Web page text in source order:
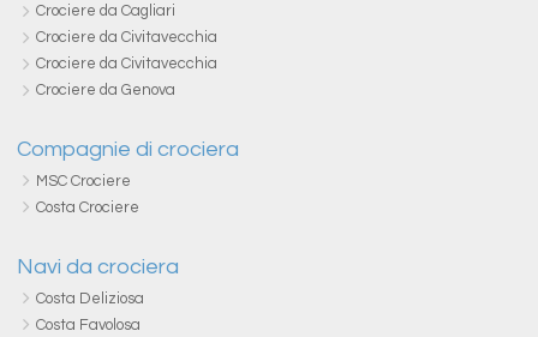
Crociere da Cagliari
Crociere da Civitavecchia
Crociere da Civitavecchia
Crociere da Genova
Compagnie di crociera
MSC Crociere
Costa Crociere
Navi da crociera
Costa Deliziosa
Costa Favolosa